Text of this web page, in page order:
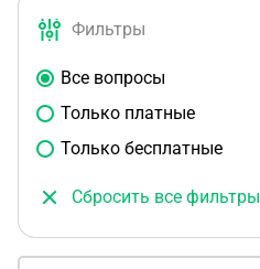
Фильтры
Все вопросы
Только платные
Только бесплатные
Сбросить все фильтры